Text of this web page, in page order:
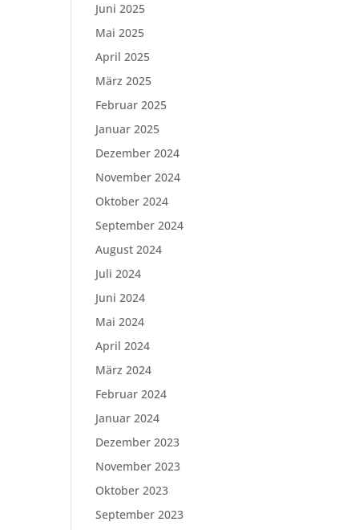
Juni 2025
Mai 2025
April 2025
März 2025
Februar 2025
Januar 2025
Dezember 2024
November 2024
Oktober 2024
September 2024
August 2024
Juli 2024
Juni 2024
Mai 2024
April 2024
März 2024
Februar 2024
Januar 2024
Dezember 2023
November 2023
Oktober 2023
September 2023